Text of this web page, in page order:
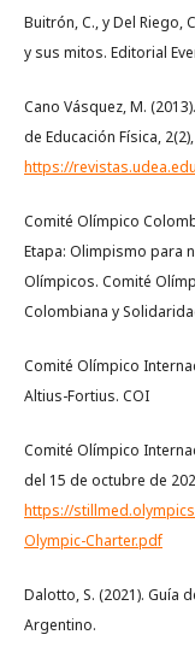
Buitrón, C., y Del Riego,
y sus mitos. Editorial
Cano Vásquez, M.
de Educación Física,
https://
Comité Olímpico
Etapa: Olimpismo para
Olímpicos. Comité
Colombiana y
Comité Olímpico
Altius-Fortius. COI
Comité Olímpico
del 15 de octubre de
https://
Olympic-Charter.pdf
Dalotto, S. (2021). Guía
Argentino.